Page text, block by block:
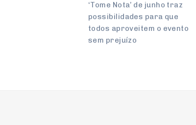
‘Tome Nota’ de junho traz
pos­si­bi­li­dades para que
todos apro­veitem o evento
sem pre­juízo